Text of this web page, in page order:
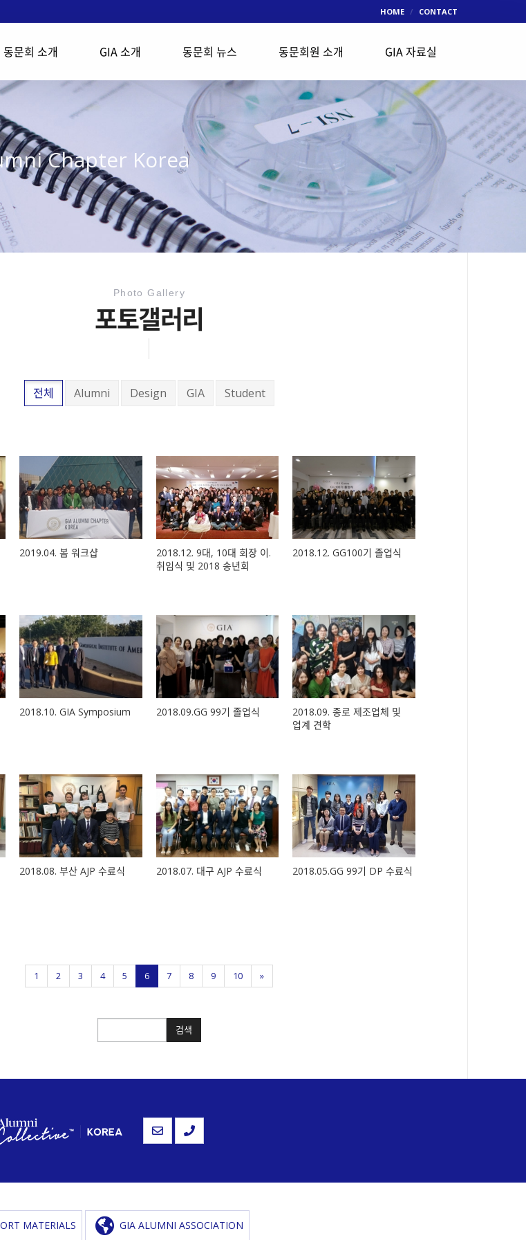
HOME CONTACT
동문회 소개 GIA 소개 동문회 뉴스 동문회원 소개 GIA 자료실
Chapter Korea
Photo Gallery
포토갤러리
전체 Alumni Design GIA Student
2019.04. 봄 워크샵
2018.12. 9대, 10대 회장 이.
취임식 및 2018 송년회
2018.12. GG100기 졸업식
2018.10. GIA Symposium 2018.09.GG 99기 졸업식
2018.09. 종로 제조업체 및
업계 견학
2018.08. 부산 AJP 수료식 2018.07. 대구 AJP 수료식 2018.05.GG 99기 DP 수료식
1 2 3 4 5 6 7 8 9 10 »
검색
MATERIALS GIA ALUMNI ASSOCIATION